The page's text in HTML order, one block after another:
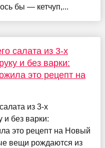
бы — кетчуп,...
салата из 3-х
и без варки:
это рецепт на
из 3-х
и без варки:
это рецепт на Новый
вещи рождаются из